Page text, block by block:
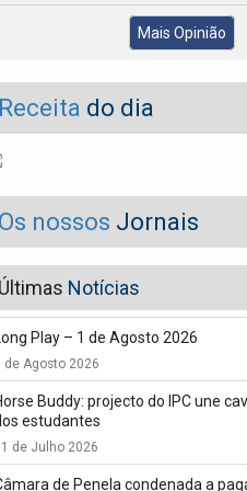
Mais Opinião
Receita do dia
Os nossos Jornais
Últimas Notícias
Play – 1 de Agosto 2026
de Agosto 2026
Buddy: projecto do IPC une
estudantes
de Julho 2026
de Penela condenada a